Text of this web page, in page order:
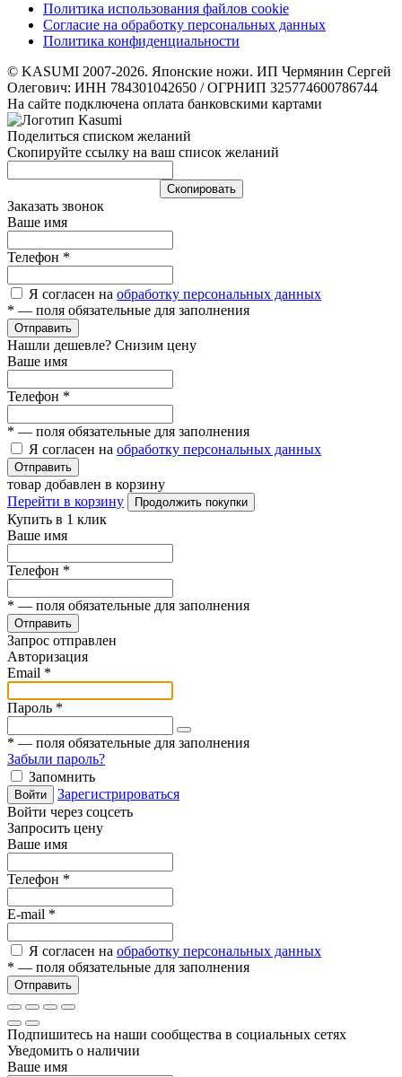
Политика использования файлов cookie
Согласие на обработку персональных данных
Политика конфиденциальности
© KASUMI 2007-2026. Японские ножи. ИП Чермянин Сергей
Олегович: ИНН 784301042650 / ОГРНИП 325774600786744
На сайте подключена оплата банковскими картами
Поделиться списком желаний
Скопируйте ссылку на ваш список желаний
Cкопировать
Заказать звонок
Ваше имя
Телефон *
Я согласен на обработку персональных данных
* — поля обязательные для заполнения
Отправить
Нашли дешевле? Снизим цену
Ваше имя
Телефон *
* — поля обязательные для заполнения
Я согласен на обработку персональных данных
Отправить
товар добавлен в корзину
Перейти в корзину
Продолжить покупки
Купить в 1 клик
Ваше имя
Телефон *
* — поля обязательные для заполнения
Отправить
Запрос отправлен
Авторизация
Email *
Пароль *
* — поля обязательные для заполнения
Забыли пароль?
Запомнить
Войти
Зарегистрироваться
Войти через соцсеть
Запросить цену
Ваше имя
Телефон *
E-mail *
Я согласен на обработку персональных данных
* — поля обязательные для заполнения
Отправить
Подпишитесь на наши сообщества в социальных сетях
Уведомить о наличии
Ваше имя